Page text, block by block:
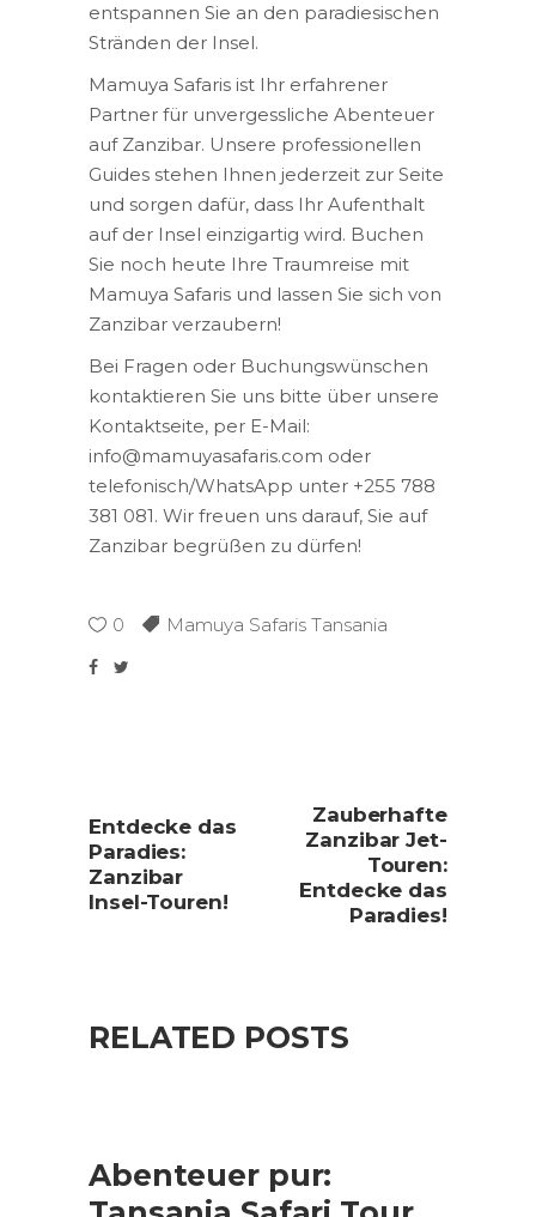
entspannen Sie an den paradiesischen
Stränden der Insel.
Mamuya Safaris ist Ihr erfahrener
Partner für unvergessliche Abenteuer
auf Zanzibar. Unsere professionellen
Guides stehen Ihnen jederzeit zur Seite
und sorgen dafür, dass Ihr Aufenthalt
auf der Insel einzigartig wird. Buchen
Sie noch heute Ihre Traumreise mit
Mamuya Safaris und lassen Sie sich von
Zanzibar verzaubern!
Bei Fragen oder Buchungswünschen
kontaktieren Sie uns bitte über unsere
Kontaktseite, per E-Mail:
info@mamuyasafaris.com oder
telefonisch/WhatsApp unter +255 788
381 081. Wir freuen uns darauf, Sie auf
Zanzibar begrüßen zu dürfen!
0 Mamuya Safaris Tansania
Entdecke das
Paradies:
Zanzibar
Insel-Touren!
Zauberhafte
Zanzibar Jet-
Touren:
Entdecke das
Paradies!
RELATED POSTS
Abenteuer pur: